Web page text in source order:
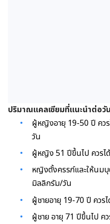
ปริมาณแคลเซียมที่แนะนำต่อวัน
ผู้หญิงอายุ 19-50 ปี คว
วัน
ผู้หญิง 51 ปีขึ้นไป ควร
หญิงตั้งครรภ์และให้นม
มิลลิกรัม/วัน
ผู้ชายอายุ 19-70 ปี คว
ผู้ชาย อายุ 71 ปีขึ้นไป ค